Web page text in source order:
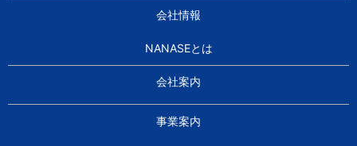
会社情報
NANASEとは
会社案内
事業案内